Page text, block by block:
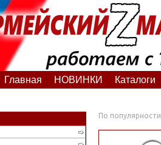
Главная НОВИНКИ Каталоги
По популярности